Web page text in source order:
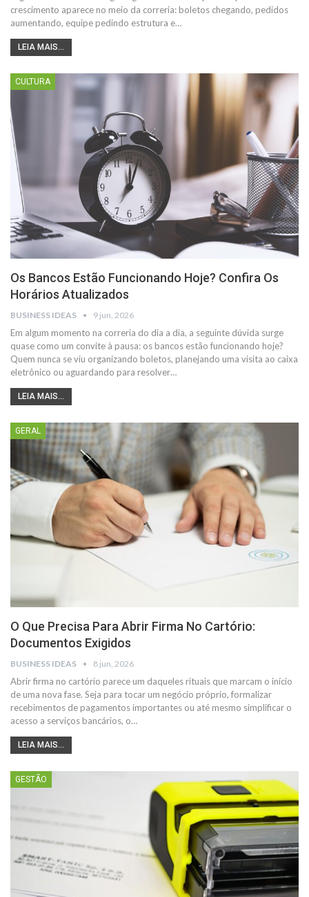
crescimento aparece no meio da correria: boletos chegando, pedidos
aumentando, equipe pedindo estrutura e…
LEIA MAIS...
CULTURA
Os Bancos Estão Funcionando Hoje? Confira Os
Horários Atualizados
BUSINESS IDEAS 9 jun, 2026
Em algum momento na correria do dia a dia, a seguinte dúvida surge
quase como um convite à pausa: os bancos estão funcionando hoje?
Quem nunca se viu organizando boletos, planejando uma visita ao caixa
eletrônico ou aguardando para resolver…
LEIA MAIS...
GERAL
O Que Precisa Para Abrir Firma No Cartório:
Documentos Exigidos
BUSINESS IDEAS 8 jun, 2026
Abrir firma no cartório parece um daqueles rituais que marcam o início
de uma nova fase. Seja para tocar um negócio próprio, formalizar
recebimentos de pagamentos importantes ou até mesmo simplificar o
acesso a serviços bancários, o…
LEIA MAIS...
GESTÃO